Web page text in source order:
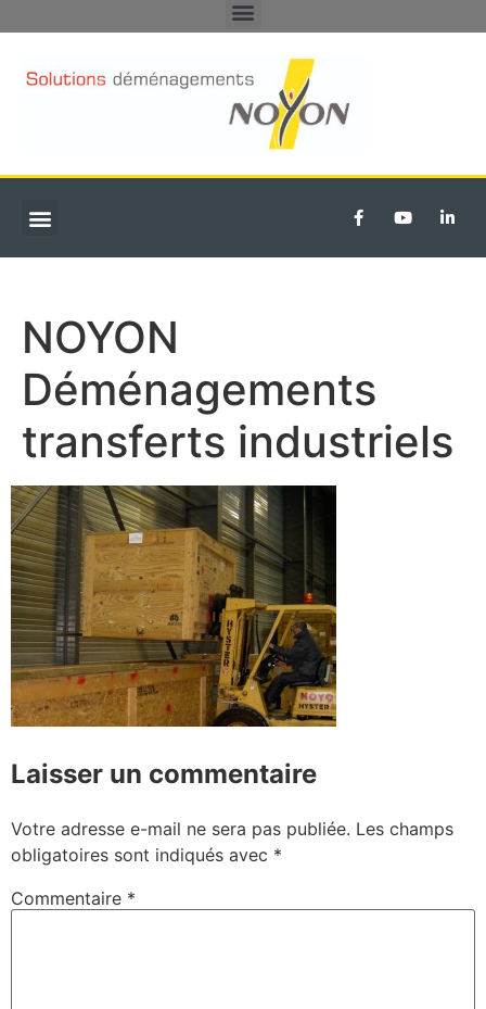
NOYON
Déménagements
transferts industriels
Laisser un commentaire
Votre adresse e-mail ne sera pas publiée. Les champs
obligatoires sont indiqués avec *
Commentaire *